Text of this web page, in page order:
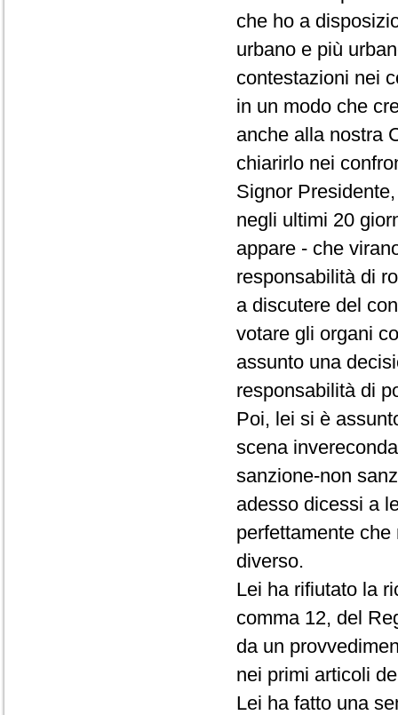
che ho a
urbano e più
contestazioni nei
in un modo che
anche alla nostra
chiarirlo nei
Signor
negli ultimi 20
appare - che
responsabilità di
a discutere del
votare gli organi
assunto una
responsabilità di
Poi, lei si è
scena
sanzione-non
adesso dicessi a
perfettamente
diverso.
Lei ha rifiutato la
comma 12, del
da un
nei primi articoli
Lei ha fatto una